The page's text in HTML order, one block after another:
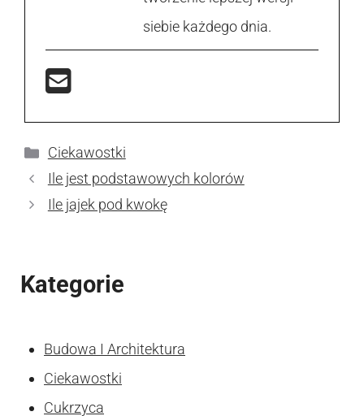
siebie każdego dnia.
Kategorie
Ciekawostki
Ile jest podstawowych kolorów
Ile jajek pod kwokę
Kategorie
Budowa I Architektura
Ciekawostki
Cukrzyca